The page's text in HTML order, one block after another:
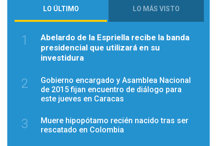
LO ÚLTIMO LO MÁS VISTO
1
Abelardo de la Espriella recibe la banda
presidencial que utilizará en su
investidura
2
Gobierno encargado y Asamblea Nacional
de 2015 fijan encuentro de diálogo para
este jueves en Caracas
3
Muere hipopótamo recién nacido tras ser
rescatado en Colombia